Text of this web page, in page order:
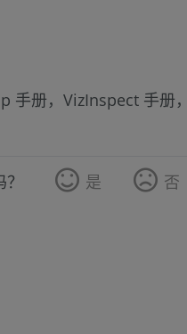
手册，VizInspect 手册
是 否